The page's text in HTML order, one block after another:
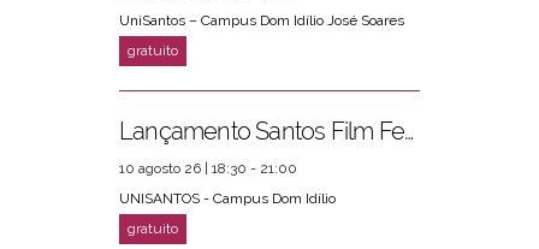
UniSantos – Campus Dom Idílio José Soares
Lançamento Santos Film Fest
10 agosto 26 | 18:30 - 21:00
UNISANTOS - Campus Dom Idílio